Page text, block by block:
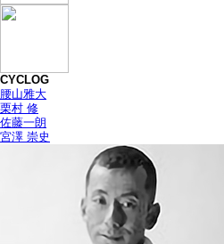
CYCLOG
腰山雅大
栗村 修
佐藤一朗
宮澤 崇史